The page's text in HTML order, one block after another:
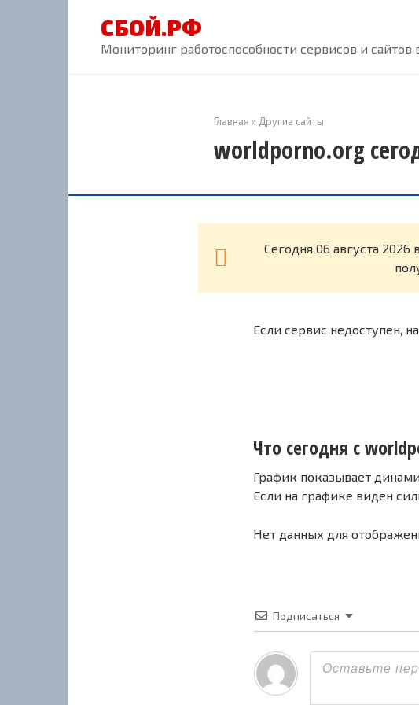
СБОЙ.РФ
Мониторинг работоспособности сервисов и сайтов
Главная » Другие сайты
worldporno.org
Cегодня 06 августа
Если сервис недоступен,
Что сегодня с
График показывает
Если на графике виден
Нет данных для
Подписаться